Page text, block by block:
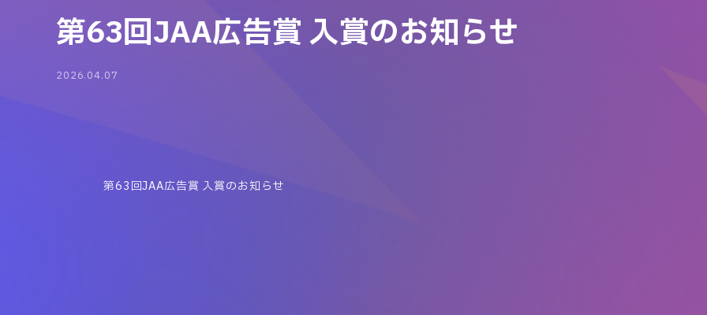
第63回JAA広告賞 入賞のお知らせ
2026.04.07
第63回JAA広告賞 入賞のお知らせ